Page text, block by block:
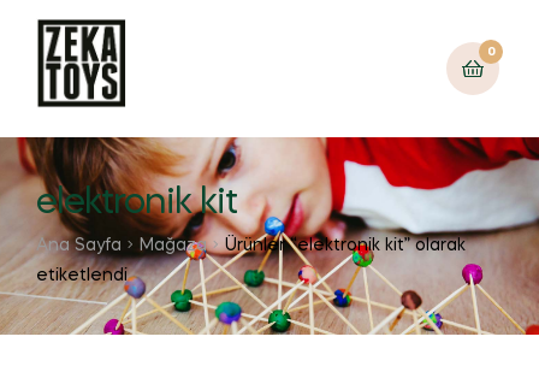
0
elektronik kit
Ana Sayfa Mağaza
Ürünler “elektronik kit” olarak
etiketlendi